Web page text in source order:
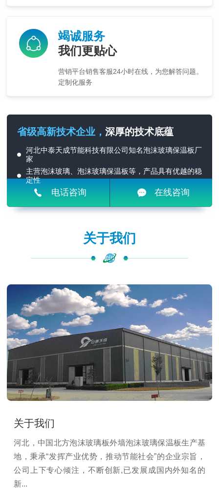
竭诚服务
我们更贴心
营销平台销售客服24小时在线，为您解答问题。
定制化服务
省级高新技术企业， 深厚的技术底蕴
河北中泰天成节能科技有限公司知名泡沫玻璃保温板厂
家
主营泡沫玻璃、泡沫玻璃保温板等，产品具有优越的稳
定性
电话咨询 在线咨询
关于我们
关于我们
河北，中国北方泡沫玻璃板外墙泡沫玻璃保温板生产基
地，秉承“发挥产业优势，推动节能社会”的企业宗旨，
公司上下专心倾注，不断创新,已发展成国内外知名的
新...